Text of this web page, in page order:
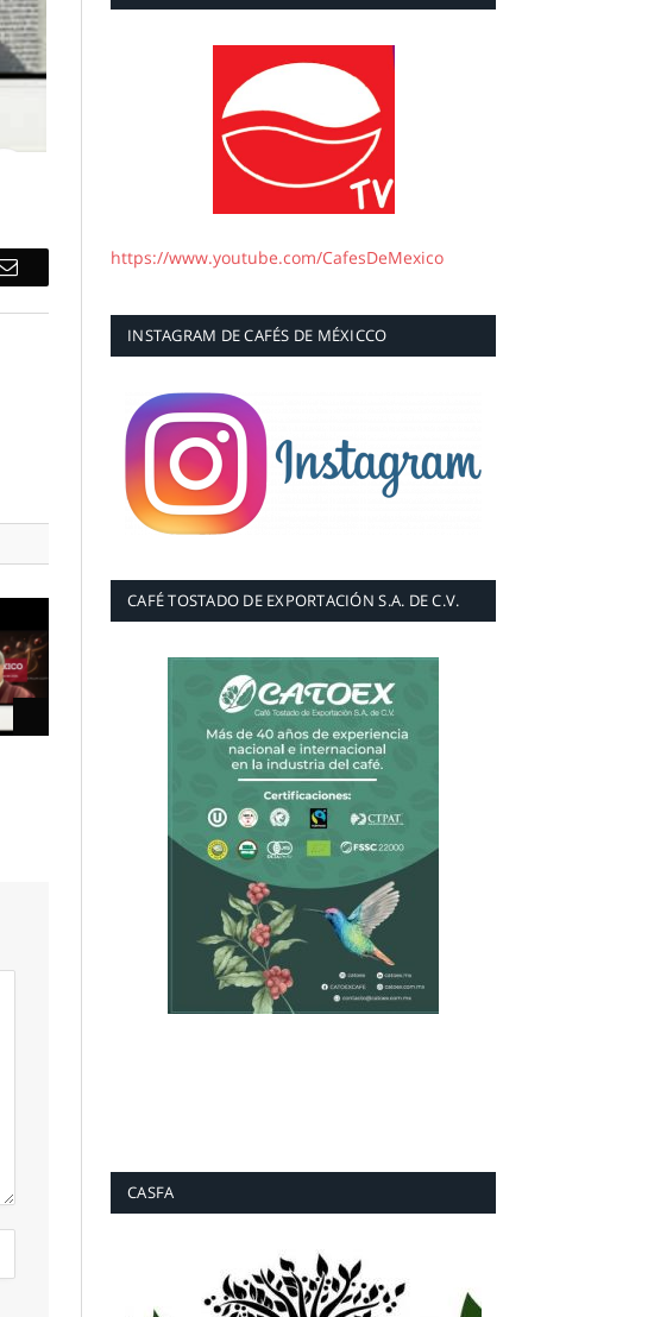
Email https://www.youtube.com/CafesDeMexico
INSTAGRAM DE CAFÉS DE MÉXICCO
CAFÉ TOSTADO DE EXPORTACIÓN S.A. DE C.V.
CASFA